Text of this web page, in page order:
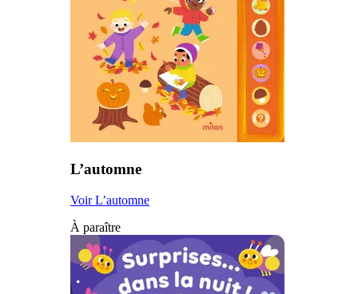
L’automne
Voir L’automne
À paraître